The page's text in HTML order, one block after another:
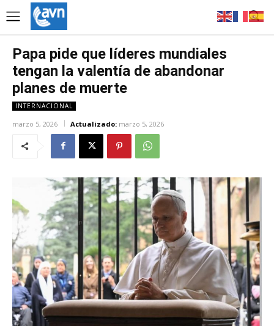
Papa pide que líderes mundiales
tengan la valentía de abandonar
planes de muerte
INTERNACIONAL
marzo 5, 2026 Actualizado: marzo 5, 2026